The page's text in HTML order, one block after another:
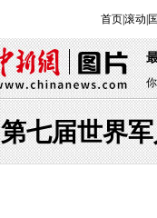
首页|滚动
第七届世界